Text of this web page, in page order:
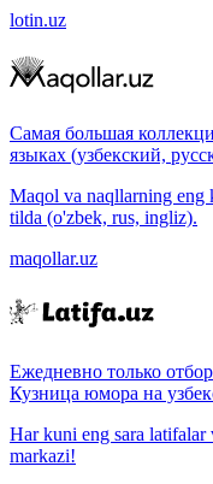
lotin.uz
Самая большая
языках (узбекский,
Maqol va naqllarning eng
tilda (o'zbek, rus, ingliz).
maqollar.uz
Ежедневно только
Кузница юмора на
Har kuni eng sara
markazi!